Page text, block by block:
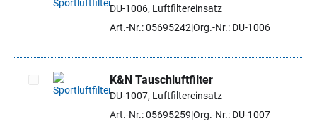
Artikel auswählen
DU-1006, Luftfiltereinsatz
Art.-Nr.: 05695242 Org.-Nr.: DU-1006
Artikel auswählen
K&N Tauschluftfilter
DU-1007, Luftfiltereinsatz
Art.-Nr.: 05695259 Org.-Nr.: DU-1007